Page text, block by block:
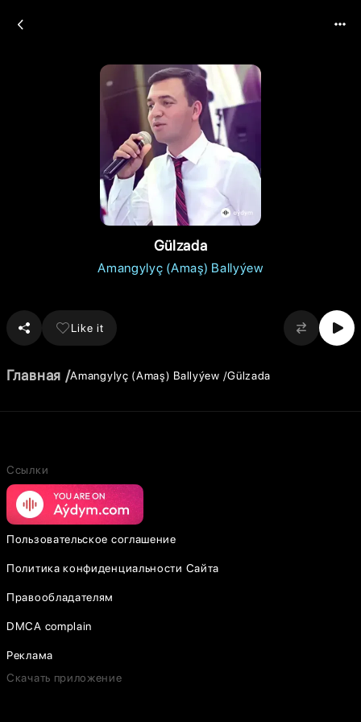
Gülzada
Amangylyç (Amaş) Ballyýew
Like it
Главная Amangylyç (Amaş) Ballyýew Gülzada
Ссылки
Пользовательское соглашение
Политика конфиденциальности Сайта
Правообладателям
DMCA complain
Реклама
Скачать приложение